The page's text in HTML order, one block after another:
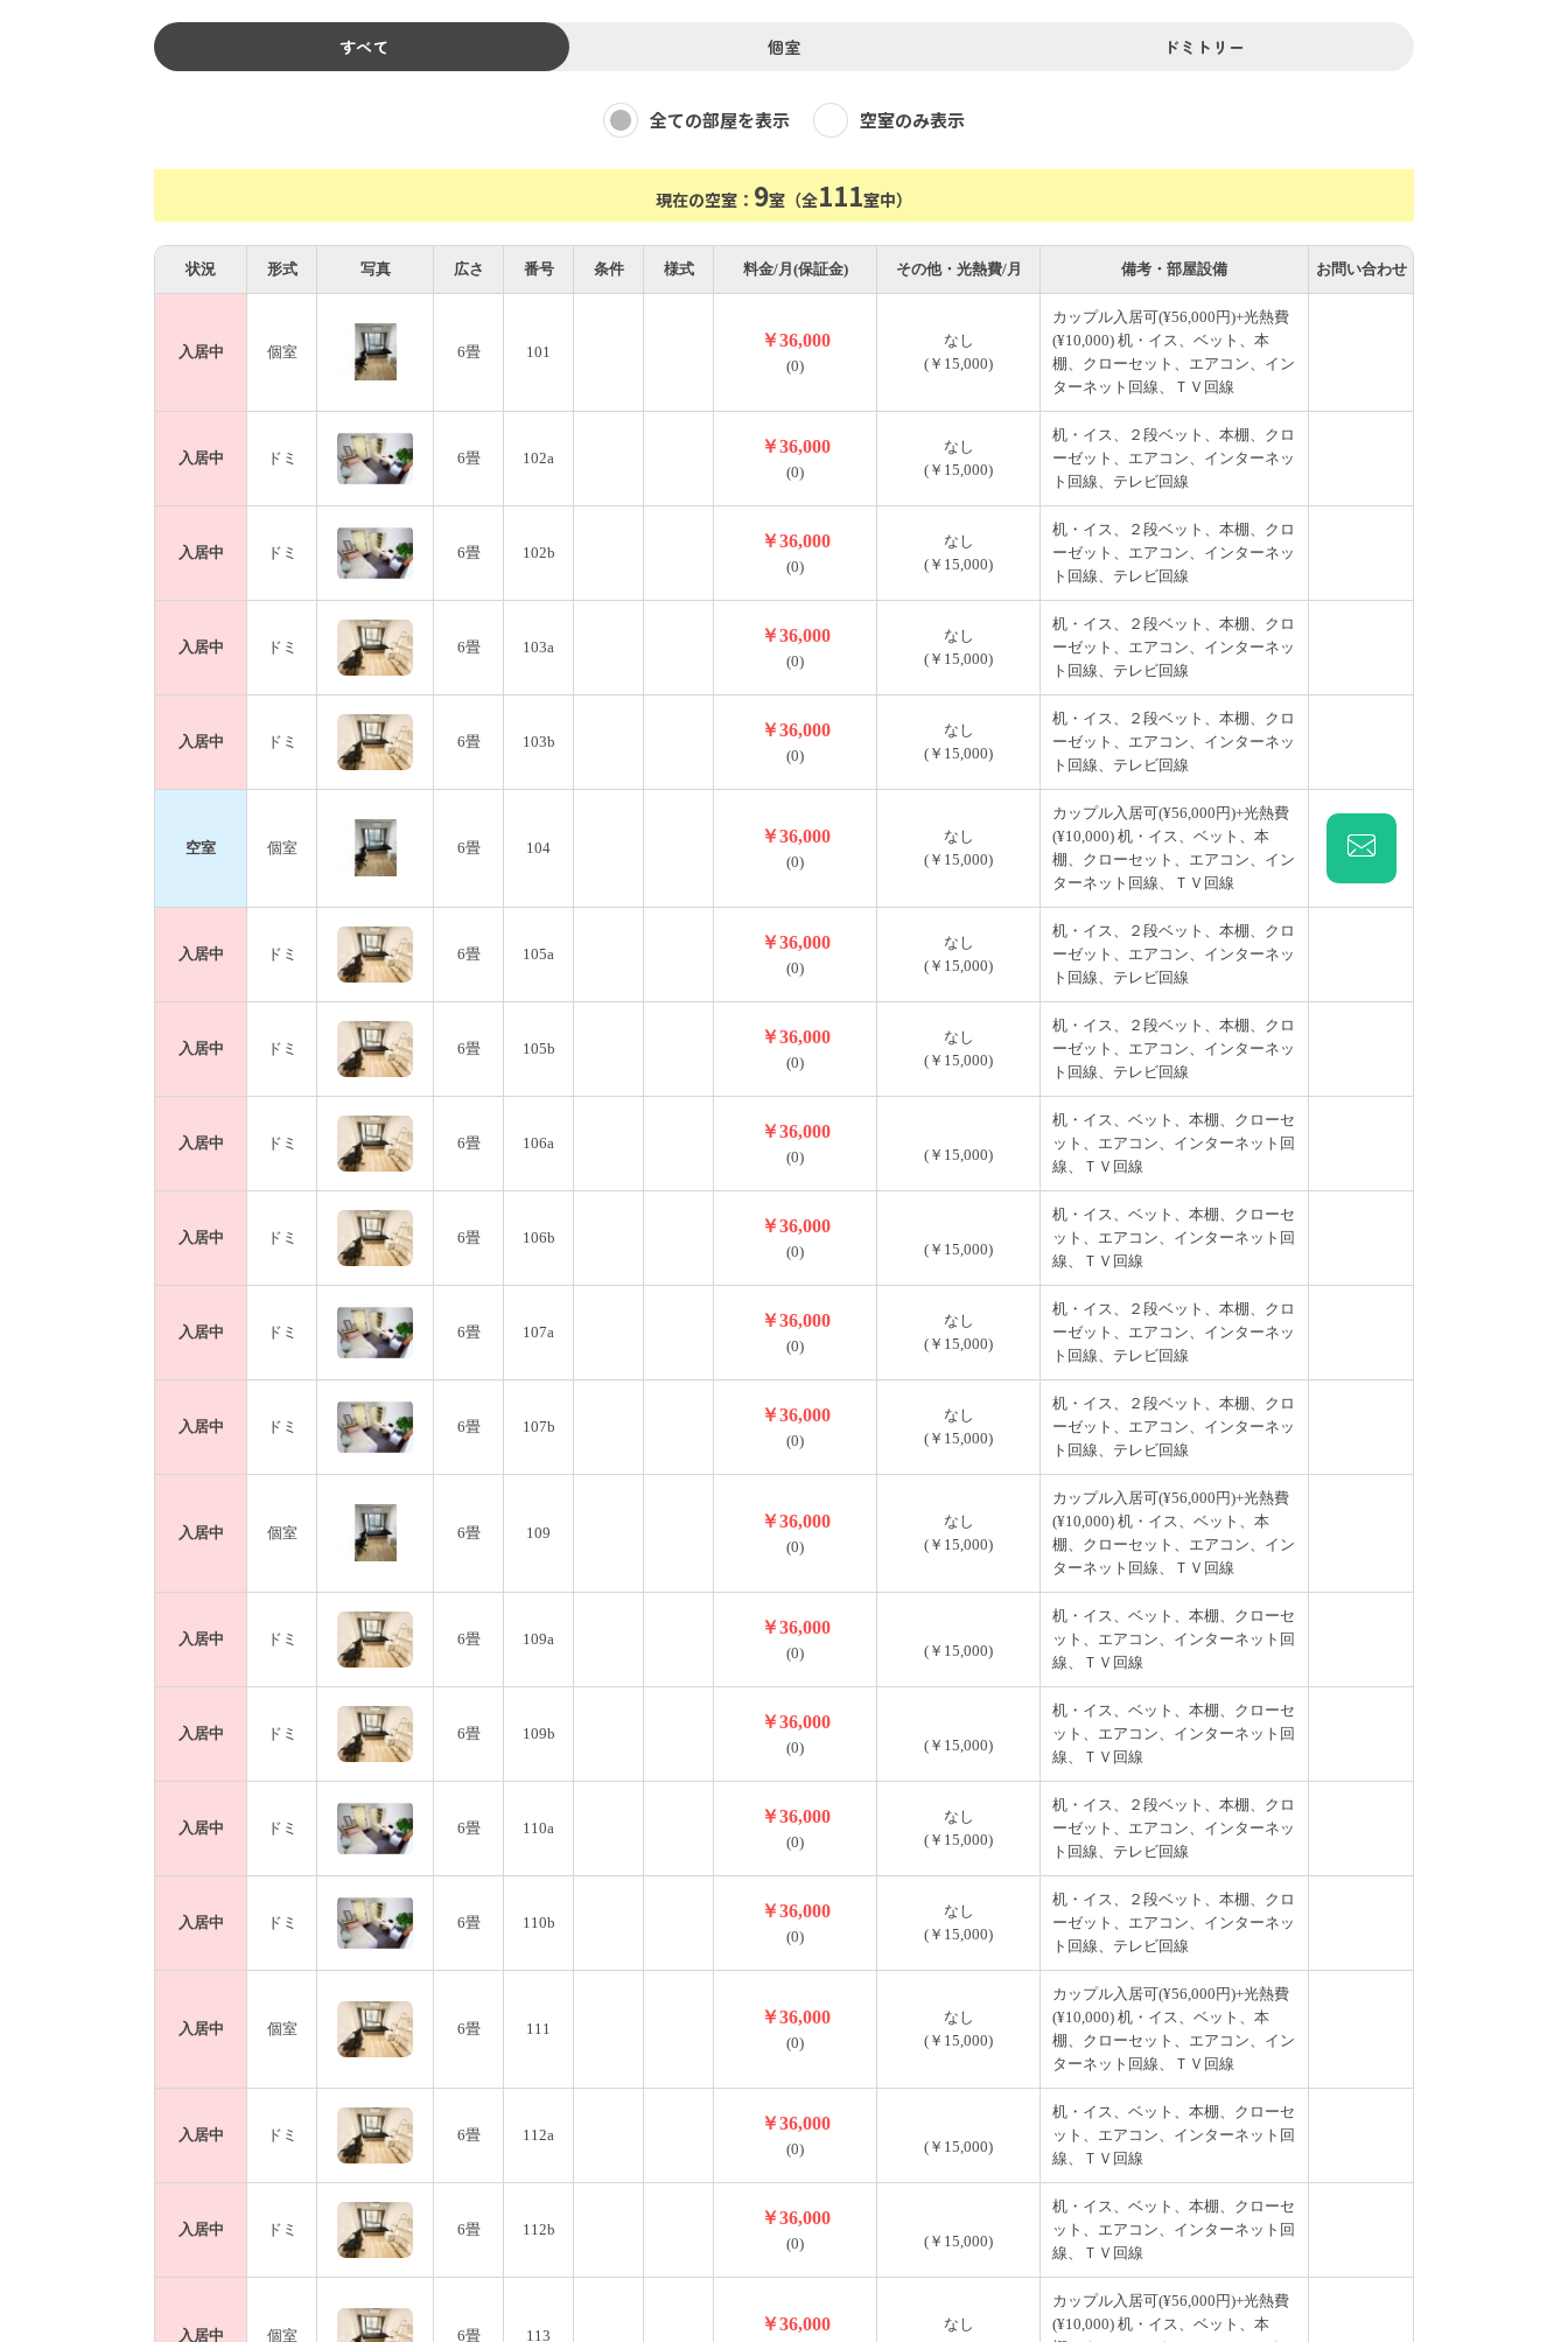
大型スーパーやドラッグストアも近く徒歩圏内で、飲食店も豊富にあります！
少しでも興味を持たれた方は、是非一度内覧にお越しください。
質問等ございましたら、些細な事でも遠慮なくお尋ねください。
リモート内覧も対応させて頂いておりますので、お気軽にお問い合わせください。
※初期費用及びその他費用
再契約手数料3000円+税
入居するにあたり、弊社指定の保証会社の審査が必須となります。
すべて 個室 ドミトリー
全ての部屋を表示 空室のみ表示
現在の空室： 9室（全111室中）
状況 形式 写真 広さ 番号 条件 様式 料金/月(保証金) その他・光熱費/月 備考・部屋設備 お問い合わせ
入居中 個室 6畳 101
￥36,000
(0)
なし
(￥15,000)
カップル入居可(¥56,000円)+光熱費
(¥10,000) 机・イス、ベット、本
棚、クローセット、エアコン、イン
ターネット回線、ＴＶ回線
入居中 ドミ 6畳 102a
￥36,000
(0)
なし
(￥15,000)
机・イス、２段ベット、本棚、クロ
ーゼット、エアコン、インターネッ
ト回線、テレビ回線
入居中 ドミ 6畳 102b
￥36,000
(0)
なし
(￥15,000)
机・イス、２段ベット、本棚、クロ
ーゼット、エアコン、インターネッ
ト回線、テレビ回線
入居中 ドミ 6畳 103a
￥36,000
(0)
なし
(￥15,000)
机・イス、２段ベット、本棚、クロ
ーゼット、エアコン、インターネッ
ト回線、テレビ回線
入居中 ドミ 6畳 103b
￥36,000
(0)
なし
(￥15,000)
机・イス、２段ベット、本棚、クロ
ーゼット、エアコン、インターネッ
ト回線、テレビ回線
空室 個室 6畳 104
￥36,000
(0)
なし
(￥15,000)
カップル入居可(¥56,000円)+光熱費
(¥10,000) 机・イス、ベット、本
棚、クローセット、エアコン、イン
ターネット回線、ＴＶ回線
入居中 ドミ 6畳 105a
￥36,000
(0)
なし
(￥15,000)
机・イス、２段ベット、本棚、クロ
ーゼット、エアコン、インターネッ
ト回線、テレビ回線
入居中 ドミ 6畳 105b
￥36,000
(0)
なし
(￥15,000)
机・イス、２段ベット、本棚、クロ
ーゼット、エアコン、インターネッ
ト回線、テレビ回線
入居中 ドミ 6畳 106a
￥36,000
(0) (￥15,000)
机・イス、ベット、本棚、クローセ
ット、エアコン、インターネット回
線、ＴＶ回線
入居中 ドミ 6畳 106b
￥36,000
(0) (￥15,000)
机・イス、ベット、本棚、クローセ
ット、エアコン、インターネット回
線、ＴＶ回線
入居中 ドミ 6畳 107a
￥36,000
(0)
なし
(￥15,000)
机・イス、２段ベット、本棚、クロ
ーゼット、エアコン、インターネッ
ト回線、テレビ回線
入居中 ドミ 6畳 107b
￥36,000
(0)
なし
(￥15,000)
机・イス、２段ベット、本棚、クロ
ーゼット、エアコン、インターネッ
ト回線、テレビ回線
入居中 個室 6畳 109
￥36,000
(0)
なし
(￥15,000)
カップル入居可(¥56,000円)+光熱費
(¥10,000) 机・イス、ベット、本
棚、クローセット、エアコン、イン
ターネット回線、ＴＶ回線
入居中 ドミ 6畳 109a
￥36,000
(0) (￥15,000)
机・イス、ベット、本棚、クローセ
ット、エアコン、インターネット回
線、ＴＶ回線
入居中 ドミ 6畳 109b
￥36,000
(0) (￥15,000)
机・イス、ベット、本棚、クローセ
ット、エアコン、インターネット回
線、ＴＶ回線
入居中 ドミ 6畳 110a
￥36,000
(0)
なし
(￥15,000)
机・イス、２段ベット、本棚、クロ
ーゼット、エアコン、インターネッ
ト回線、テレビ回線
入居中 ドミ 6畳 110b
￥36,000
(0)
なし
(￥15,000)
机・イス、２段ベット、本棚、クロ
ーゼット、エアコン、インターネッ
ト回線、テレビ回線
入居中 個室 6畳 111
￥36,000
(0)
なし
(￥15,000)
カップル入居可(¥56,000円)+光熱費
(¥10,000) 机・イス、ベット、本
棚、クローセット、エアコン、イン
ターネット回線、ＴＶ回線
入居中 ドミ 6畳 112a
￥36,000
(0) (￥15,000)
机・イス、ベット、本棚、クローセ
ット、エアコン、インターネット回
線、ＴＶ回線
入居中 ドミ 6畳 112b
￥36,000
(0) (￥15,000)
机・イス、ベット、本棚、クローセ
ット、エアコン、インターネット回
線、ＴＶ回線
入居中 個室 6畳 113
￥36,000
なし
カップル入居可(¥56,000円)+光熱費
(¥10,000) 机・イス、ベット、本